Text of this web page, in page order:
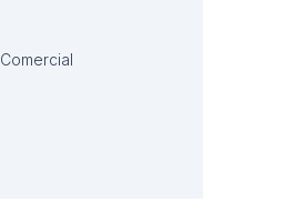
Comercial